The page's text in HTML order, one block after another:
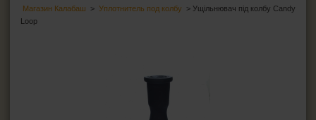
Магазин Калабаш > Уплотнитель под колбу
> Ущільнювач під колбу Candy
Loop
ЗАПАЛЬНИЧКИ
ПОПІЛЬНИЦІ